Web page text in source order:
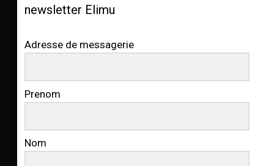
newsletter Elimu
Adresse de messagerie
Prenom
Nom